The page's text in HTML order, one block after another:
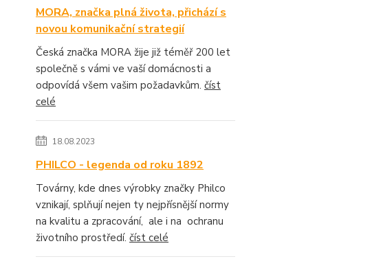
MORA, značka plná života, přichází s
novou komunikační strategií
Česká značka MORA žije již téměř 200 let
společně s vámi ve vaší domácnosti a
odpovídá všem vašim požadavkům. číst
celé
18.08.2023
PHILCO - legenda od roku 1892
Továrny, kde dnes výrobky značky Philco
vznikají, splňují nejen ty nejpřísnější normy
na kvalitu a zpracování, ale i na ochranu
životního prostředí. číst celé